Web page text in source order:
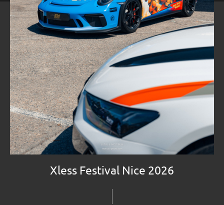
Xless Festival Nice 2026